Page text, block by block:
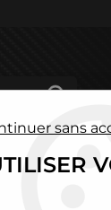
sans